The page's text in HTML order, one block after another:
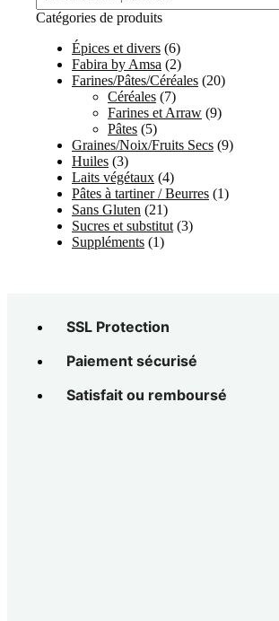
Catégories de produits
Épices et divers (6)
Fabira by Amsa (2)
Farines/Pâtes/Céréales (20)
Céréales (7)
Farines et Arraw (9)
Pâtes (5)
Graines/Noix/Fruits Secs (9)
Huiles (3)
Laits végétaux (4)
Pâtes à tartiner / Beurres (1)
Sans Gluten (21)
Sucres et substitut (3)
Suppléments (1)
SSL Protection
Paiement sécurisé
Satisfait ou remboursé